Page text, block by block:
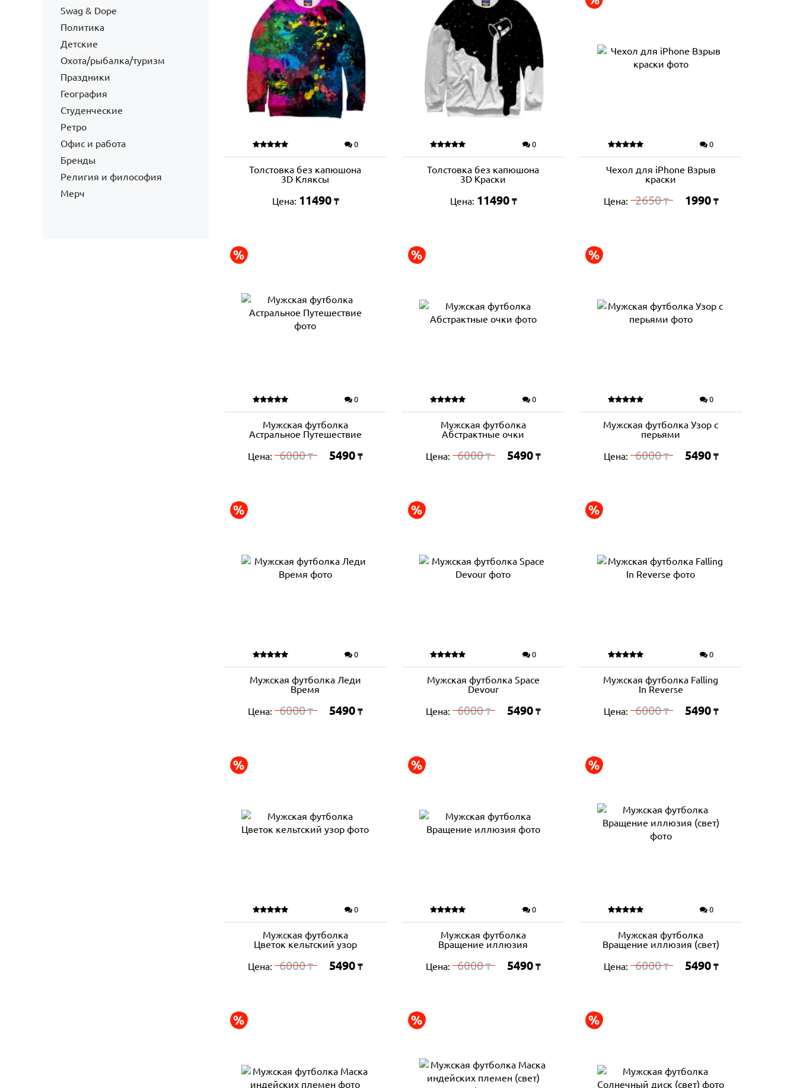
Swag & Dope
Политика
Детские
Охота/рыбалка/туризм
Праздники
География
Студенческие
Ретро
Офис и работа
Бренды
Религия и философия
Мерч
0
Толстовка без капюшона
3D Кляксы
Цена: 11490 ₸
0
Толстовка без капюшона
3D Краски
Цена: 11490 ₸
0
Чехол для iPhone Взрыв
краски
Цена: 2650₸ 1990 ₸
0
Мужская футболка
Астральное Путешествие
Цена: 6000₸ 5490 ₸
0
Мужская футболка
Абстрактные очки
Цена: 6000₸ 5490 ₸
0
Мужская футболка Узор с
перьями
Цена: 6000₸ 5490 ₸
0
Мужская футболка Леди
Время
Цена: 6000₸ 5490 ₸
0
Мужская футболка Space
Devour
Цена: 6000₸ 5490 ₸
0
Мужская футболка Falling
In Reverse
Цена: 6000₸ 5490 ₸
0
Мужская футболка
Цветок кельтский узор
Цена: 6000₸ 5490 ₸
0
Мужская футболка
Вращение иллюзия
Цена: 6000₸ 5490 ₸
0
Мужская футболка
Вращение иллюзия (свет)
Цена: 6000₸ 5490 ₸